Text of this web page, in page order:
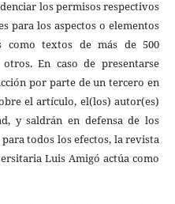
los permisos respectivos
para los aspectos o elementos
como textos de más de 500
En caso de presentarse
por parte de un tercero en
el artículo, el(los) autor(es)
y saldrán en defensa de los
todos los efectos, la revista
Luis Amigó actúa como